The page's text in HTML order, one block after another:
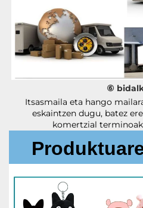
⑥
Itsasmaila eta hango
eskaintzen dugu, batez
komertzial